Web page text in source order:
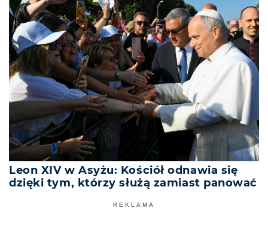
Leon XIV w Asyżu: Kościół odnawia się
dzięki tym, którzy służą zamiast panować
REKLAMA